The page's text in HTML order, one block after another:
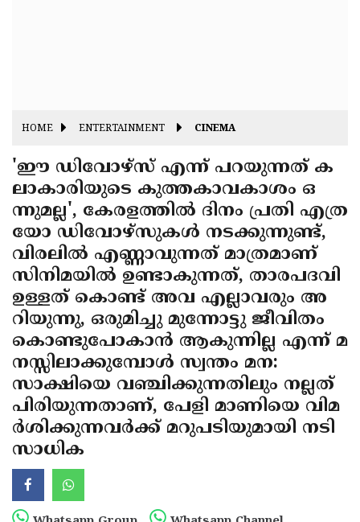
J&K
State
Assembly
Elections
Haryana
State
Assembly
Elections
Diwali
Christmas
New-
Year
Republic
Day
Budget
Delhi
Election
Maha
Shivarathri
International
Women's
Day
Anti-
Drug
Campaign
Attukal
Pongala
Holi
HOME ENTERTAINMENT CINEMA
'ഈ ഡിവോഴ്‌സ് എന്ന് പറയുന്നത് ക
ലാകാരിയുടെ കുത്തകാവകാശം ഒ
ന്നുമല്ല', കേരളത്തില്‍ ദിനം പ്രതി എത്ര
യോ ഡിവോഴ്‌സുകള്‍ നടക്കുന്നുണ്ട്,
വിരലില്‍ എണ്ണാവുന്നത് മാത്രമാണ്
സിനിമയില്‍ ഉണ്ടാകുന്നത്, താരപദവി
ഉള്ളത് കൊണ്ട് അവ എല്ലാവരും അ
റിയുന്നു, ഒരുമിച്ചു മുന്നോട്ടു ജീവിതം
കൊണ്ടുപോകാന്‍ ആകുന്നില്ല എന്ന് മ
നസ്സിലാക്കുമ്പോള്‍ സ്വന്തം മന:
സാക്ഷിയെ വഞ്ചിക്കുന്നതിലും നല്ലത്
പിരിയുന്നതാണ്, പേളി മാണിയെ വിമ
ര്‍ശിക്കുന്നവര്‍ക്ക് മറുപടിയുമായി നടി
സാധിക